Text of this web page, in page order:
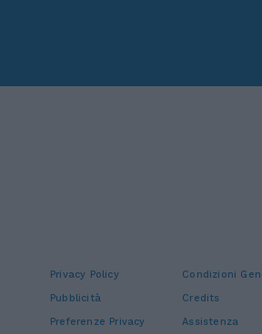
Privacy Policy
Condizioni
Pubblicità
Credits
Preferenze Privacy Assistenza